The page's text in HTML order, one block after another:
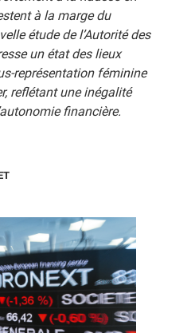
à la marge du
étude de l’Autorité des
un état des lieux
représentation féminine
reflétant une inégalité
financière.